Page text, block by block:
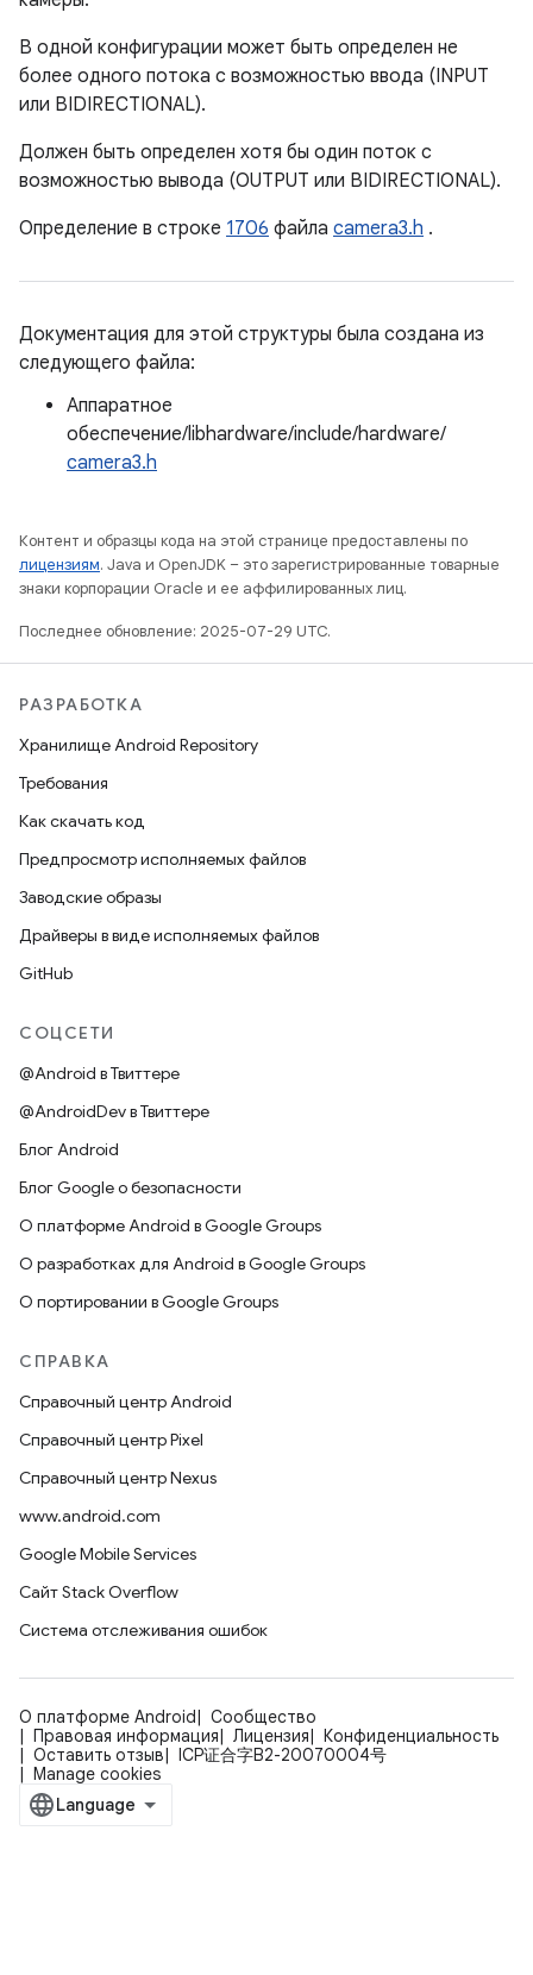
В одной конфигурации может быть определен не
более одного потока с возможностью ввода (INPUT
или BIDIRECTIONAL).
Должен быть определен хотя бы один поток с
возможностью вывода (OUTPUT или BIDIRECTIONAL).
Определение в строке 1706 файла camera3.h .
Документация для этой структуры была создана из
следующего файла:
Аппаратное
обеспечение/libhardware/include/hardware/
camera3.h
Контент и образцы кода на этой странице предоставлены по
лицензиям. Java и OpenJDK – это зарегистрированные товарные
знаки корпорации Oracle и ее аффилированных лиц.
Последнее обновление: 2025-07-29 UTC.
РАЗРАБОТКА
Хранилище Android Repository
Требования
Как скачать код
Предпросмотр исполняемых файлов
Заводские образы
Драйверы в виде исполняемых файлов
GitHub
СОЦСЕТИ
@Android в Твиттере
@AndroidDev в Твиттере
Блог Android
Блог Google о безопасности
О платформе Android в Google Groups
О разработках для Android в Google Groups
О портировании в Google Groups
СПРАВКА
Справочный центр Android
Справочный центр Pixel
Справочный центр Nexus
www.android.com
Google Mobile Services
Сайт Stack Overflow
Система отслеживания ошибок
О платформе Android
Сообщество
Правовая информация
Лицензия
Конфиденциальность
Оставить отзыв
ICP证合字B2-20070004号
Manage cookies